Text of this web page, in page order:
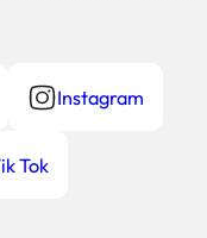
Instagram
Tok